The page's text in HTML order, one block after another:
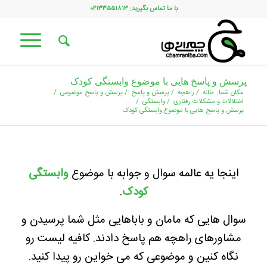
با ما تماس بگیرید: ۰۲۱۳۳۵۵۱۸۱۳
پرسش و پاسخ هایی با موضوع وابستگی کودک
مکان شما: خانه / راهچه /پرسش و پاسخ /پرسش و پاسخ موضوعی /
اختلالات و مشکلات رفتاری /وابستگی /
پرسش و پاسخ هایی با موضوع وابستگی کودک
اینجا یه عالمه سوال و جوابه با موضوعوابستگی
کودک.
سوال هایی که مامان و باباهایی مثل شما پرسیدن و
مشاورهای راهچه هم پاسخ دادند. کافیه لیست رو
نگاه کنین و موضوعی که می خواین رو پیدا کنید.